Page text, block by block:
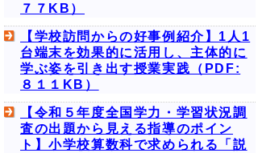
７７KB）
【学校訪問からの好事例紹介】1人1
台端末を効果的に活用し、主体的に
学ぶ姿を引き出す授業実践（PDF:
８１１KB）
【令和５年度全国学力・学習状況調
査の出題から見える指導のポイン
ト】小学校算数科で求められる「説